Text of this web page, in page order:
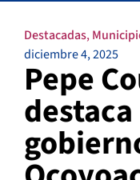
Destacadas,
diciembre 4, 2025
Pepe